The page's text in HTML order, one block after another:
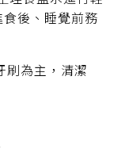
後、睡覺前務
刷為主，清潔